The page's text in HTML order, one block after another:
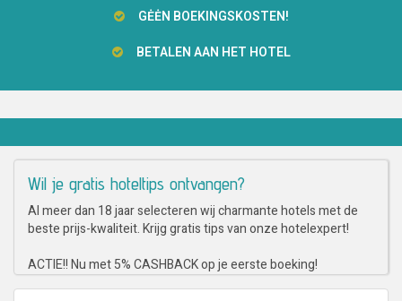
GĖĖN BOEKINGSKOSTEN!
BETALEN AAN HET HOTEL
Wil je gratis hoteltips ontvangen?
Al meer dan 18 jaar selecteren wij charmante hotels met de
beste prijs-kwaliteit. Krijg gratis tips van onze hotelexpert!
ACTIE!! Nu met 5% CASHBACK op je eerste boeking!